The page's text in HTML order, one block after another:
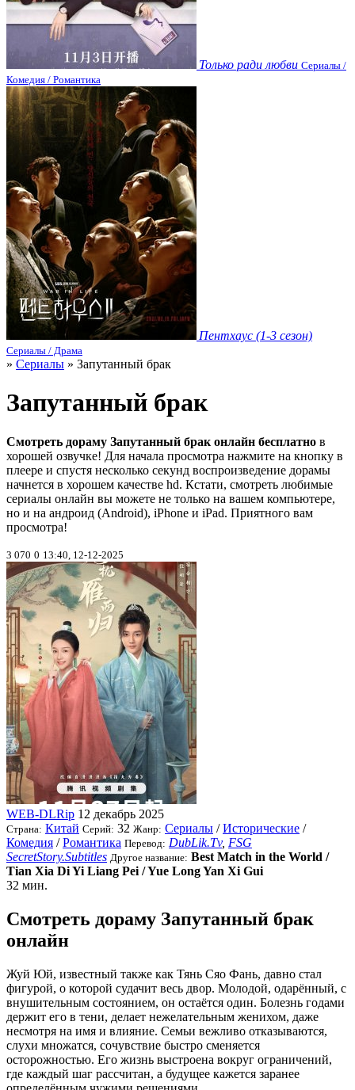
Только ради любви Сериалы /
Комедия / Романтика
Пентхаус (1-3 сезон)
Сериалы / Драма
» Сериалы » Запутанный брак
Запутанный брак
Смотреть дораму Запутанный брак онлайн бесплатно в
хорошей озвучке! Для начала просмотра нажмите на кнопку в
плеере и спустя несколько секунд воспроизведение дорамы
начнется в хорошем качестве hd. Кстати, смотреть любимые
сериалы онлайн вы можете не только на вашем компьютере,
но и на андроид (Android), iPhone и iPad. Приятного вам
просмотра!
3 070 0 13:40, 12-12-2025
WEB-DLRip 12 декабрь 2025
Страна: Китай Серий: 32 Жанр: Сериалы /Исторические /
Комедия /Романтика Перевод: DubLik.Tv, FSG
SecretStory.Subtitles Другое название: Best Match in the World /
Tian Xia Di Yi Liang Pei / Yue Long Yan Xi Gui
32 мин.
Смотреть дораму Запутанный брак
онлайн
Жуй Юй, известный также как Тянь Сяо Фань, давно стал
фигурой, о которой судачит весь двор. Молодой, одарённый, с
внушительным состоянием, он остаётся один. Болезнь годами
держит его в тени, делает нежелательным женихом, даже
несмотря на имя и влияние. Семьи вежливо отказываются,
слухи множатся, сочувствие быстро сменяется
осторожностью. Его жизнь выстроена вокруг ограничений,
где каждый шаг рассчитан, а будущее кажется заранее